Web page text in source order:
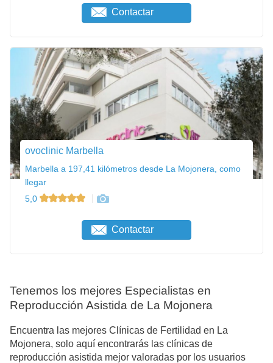
Contactar
ovoclinic Marbella
Marbella a 197,41 kilómetros desde La Mojonera, como
llegar
5,0
Contactar
Tenemos los mejores Especialistas en
Reproducción Asistida de La Mojonera
Encuentra las mejores Clínicas de Fertilidad en La
Mojonera, solo aquí encontrarás las clínicas de
reproducción asistida mejor valoradas por los usuarios